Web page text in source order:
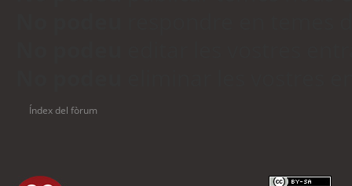
Índex del fòrum